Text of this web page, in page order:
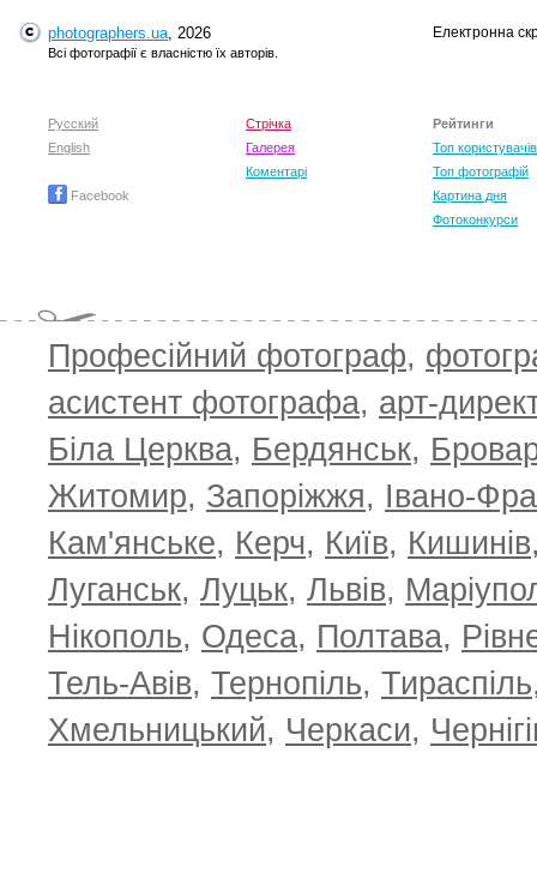
photographers.ua, 2026
Всі фотографії є власністю їх авторів.
Електронна
Русский
English
Facebook
Стрічка
Галерея
Коментарі
Рейтинги
Топ користувачів
Топ фотографій
Картина дня
Фотоконкурси
Професійний фотограф,
асистент фотографа, арт-
Біла Церква, Бердянськ,
Житомир, Запоріжжя, Івано-
Кам'янське, Керч, Київ, Кишинів
Луганськ, Луцьк, Львів,
Нікополь, Одеса, Полтава,
Тель-Авів, Тернопіль, Тираспіль
Хмельницький, Черкаси,